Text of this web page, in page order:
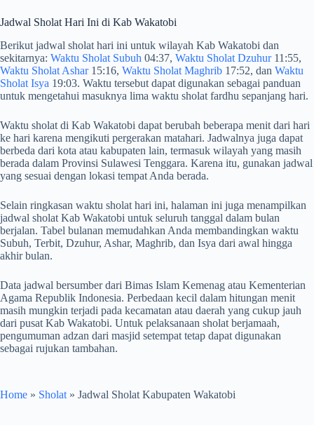
Jadwal Sholat Hari Ini di Kab Wakatobi
Berikut jadwal sholat hari ini untuk wilayah Kab Wakatobi dan
sekitarnya: Waktu Sholat Subuh 04:37, Waktu Sholat Dzuhur11:55,
Waktu Sholat Ashar15:16, Waktu Sholat Maghrib 17:52, dan Waktu
Sholat Isya 19:03. Waktu tersebut dapat digunakan sebagai panduan
untuk mengetahui masuknya lima waktu sholat fardhu sepanjang hari.
Waktu sholat di Kab Wakatobi dapat berubah beberapa menit dari hari
ke hari karena mengikuti pergerakan matahari. Jadwalnya juga dapat
berbeda dari kota atau kabupaten lain, termasuk wilayah yang masih
berada dalam Provinsi Sulawesi Tenggara. Karena itu, gunakan jadwal
yang sesuai dengan lokasi tempat Anda berada.
Selain ringkasan waktu sholat hari ini, halaman ini juga menampilkan
jadwal sholat Kab Wakatobi untuk seluruh tanggal dalam bulan
berjalan. Tabel bulanan memudahkan Anda membandingkan waktu
Subuh, Terbit, Dzuhur, Ashar, Maghrib, dan Isya dari awal hingga
akhir bulan.
Data jadwal bersumber dari Bimas Islam Kemenag atau Kementerian
Agama Republik Indonesia. Perbedaan kecil dalam hitungan menit
masih mungkin terjadi pada kecamatan atau daerah yang cukup jauh
dari pusat Kab Wakatobi. Untuk pelaksanaan sholat berjamaah,
pengumuman adzan dari masjid setempat tetap dapat digunakan
sebagai rujukan tambahan.
Home » Sholat » Jadwal Sholat Kabupaten Wakatobi